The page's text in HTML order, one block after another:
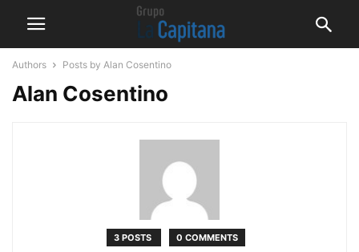
Authors Posts by Alan Cosentino
Alan Cosentino
3 POSTS 0 COMMENTS